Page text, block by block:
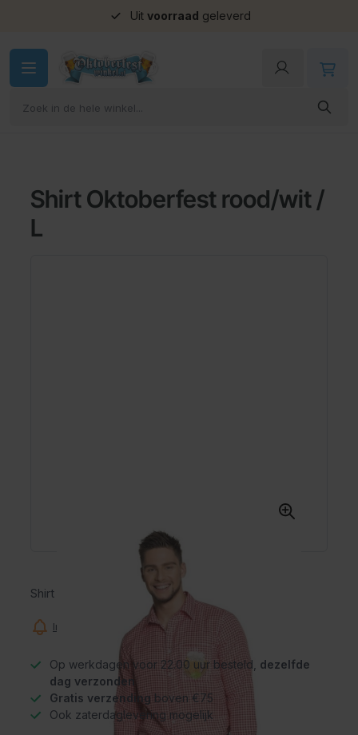
Uit voorraad geleverd
Shirt Oktoberfest rood/wit /
L
Shirt Oktoberfest rood/wit
Informeer mij wanneer dit product op voorraad is
Op werkdagen voor 22.00 uur besteld, dezelfde
dag verzonden
Gratis verzending boven €75
Ook zaterdaglevering mogelijk